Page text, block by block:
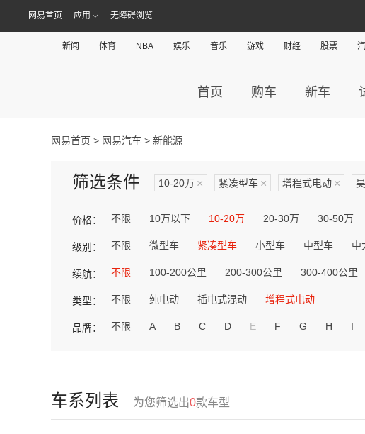
网易首页 应用 无障碍浏览
新闻 体育 NBA 娱乐 音乐 游戏 财经 股票
首页 购车 新车
网易首页 > 网易汽车 > 新能源
筛选条件 10-20万 × 紧凑型车 × 增程式电动 ×
价格： 不限 10万以下 10-20万 20-30万 30-50万
级别： 不限 微型车 紧凑型车 小型车 中型车 中
续航： 不限 100-200公里 200-300公里 300-400公里
类型： 不限 纯电动 插电式混动 增程式电动
品牌： 不限 A B C D E F G H I
车系列表 为您筛选出0款车型